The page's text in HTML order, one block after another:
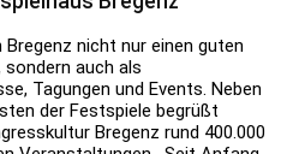
nicht nur einen guten
auch als
Tagungen und Events. Neben
der Festspiele begrüßt
Bregenz rund 400.000